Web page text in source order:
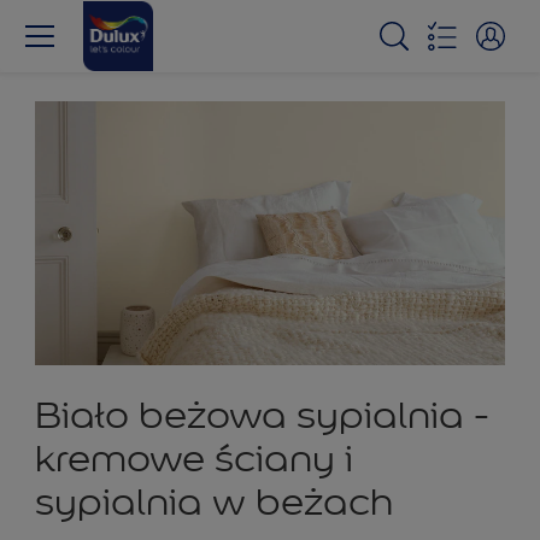
Biało beżowa sypialnia -
kremowe ściany i
sypialnia w beżach